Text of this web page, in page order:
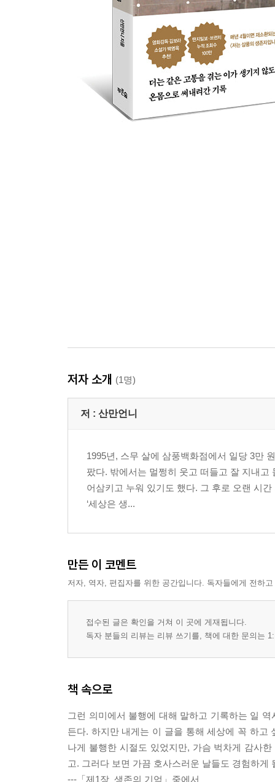
저자 소개 (1명)
저 : 산만언니
1995년, 스무 살에 삼풍백화점에서 일당 3만
팠다. 밖에서는 멀쩡히 웃고 떠들고 잘 지내
어삼키고 누워 있기도 했다. 그 후로 오랜 시
‘세상은 생...
만든 이 코멘트
저자, 역자, 편집자를 위한 공간입니다. 독자들에게 전하
접수된 글은 확인을 거쳐 이 곳에 게재됩니다.
독자 분들의 리뷰는 리뷰 쓰기를, 책에 대한 문의는
책 속으로
그런 의미에서 불행에 대해 말하고 기록하는 일
든다. 하지만 내게는 이 글을 통해 세상에 꼭 하고
나게 불행한 시절도 있었지만, 가슴 벅차게 감사
고. 그러다 보면 가끔 호사스러운 날들도 경험하
---「제1장_생존의 기억」중에서